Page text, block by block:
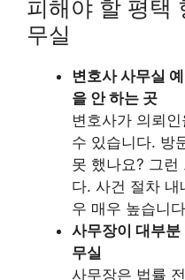
피해야 할 평택
무실
변호사 사무실
을 안 하는 곳
변호사가 의뢰
수 있습니다. 방
못 했나요? 그런
다. 사건 절차 내
우 매우 높습니
사무장이 대부
무실
사무장은 법률